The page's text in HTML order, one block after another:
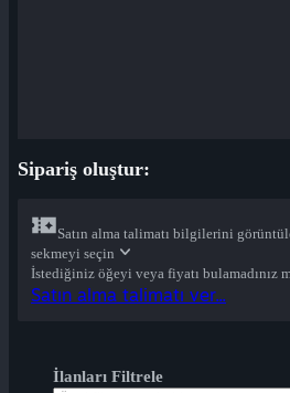
Sipariş oluştur:
Satın alma talimatı bilgilerini
sekmeyi seçin
İstediğiniz öğeyi veya fiyatı bulamadınız
Satın alma talimatı ver...
İlanları Filtrele